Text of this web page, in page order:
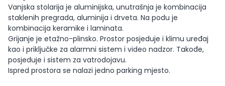
Vanjska stolarija je aluminijska, unutrašnja je kombinacija
staklenih pregrada, aluminija i drveta. Na podu je
kombinacija keramike i laminata.
Grijanje je etažno-plinsko. Prostor posjeduje i klimu uređaj
kao i priključke za alarmni sistem i video nadzor. Takođe,
posjeduje i sistem za vatrodojavu.
Ispred prostora se nalazi jedno parking mjesto.